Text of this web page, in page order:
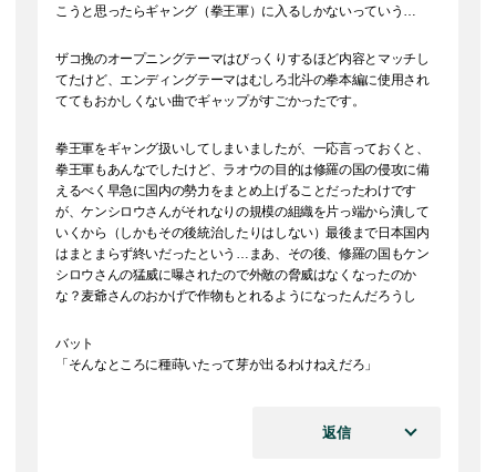
こうと思ったらギャング（拳王軍）に入るしかないっていう…
ザコ挽のオープニングテーマはびっくりするほど内容とマッチし
てたけど、エンディングテーマはむしろ北斗の拳本編に使用され
ててもおかしくない曲でギャップがすごかったです。
拳王軍をギャング扱いしてしまいましたが、一応言っておくと、
拳王軍もあんなでしたけど、ラオウの目的は修羅の国の侵攻に備
えるべく早急に国内の勢力をまとめ上げることだったわけです
が、ケンシロウさんがそれなりの規模の組織を片っ端から潰して
いくから（しかもその後統治したりはしない）最後まで日本国内
はまとまらず終いだったという…まあ、その後、修羅の国もケン
シロウさんの猛威に曝されたので外敵の脅威はなくなったのか
な？麦爺さんのおかげで作物もとれるようになったんだろうし
バット
「そんなところに種蒔いたって芽が出るわけねえだろ」
返信